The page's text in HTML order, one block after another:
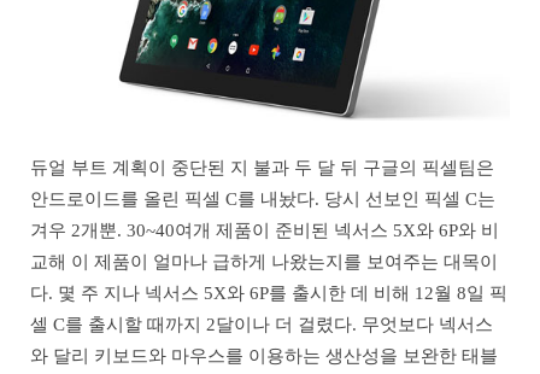
듀얼 부트 계획이 중단된 지 불과 두 달 뒤 구글의 픽셀팀은
안드로이드를 올린 픽셀 C를 내놨다. 당시 선보인 픽셀 C는
겨우 2개뿐. 30~40여개 제품이 준비된 넥서스 5X와 6P와 비
교해 이 제품이 얼마나 급하게 나왔는지를 보여주는 대목이
다. 몇 주 지나 넥서스 5X와 6P를 출시한 데 비해 12월 8일 픽
셀 C를 출시할 때까지 2달이나 더 걸렸다. 무엇보다 넥서스
와 달리 키보드와 마우스를 이용하는 생산성을 보완한 태블